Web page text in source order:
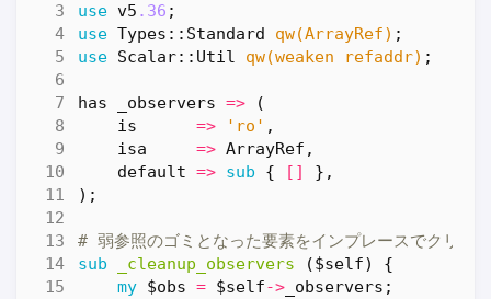
use v5 .36 ;
use Types::Standard qw(ArrayRef) ;
use Scalar::Util qw(weaken refaddr) ;
has _observers =>
(
is
=> 'ro' ,
isa
=> ArrayRef ,
default => sub { []
},
);
# 弱参照のゴミとなった要素をインプレースでクリー
sub
_cleanup_observers
($self) {
my $obs = $self-> _observers ;